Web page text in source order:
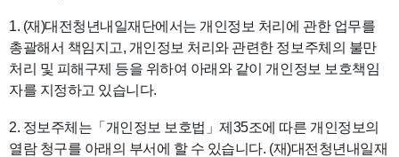
1. (재)대전청년내일재단에서는 개인정보 처리에 관한 업무를
총괄해서 책임지고, 개인정보 처리와 관련한 정보주체의 불만
처리 및 피해구제 등을 위하여 아래와 같이 개인정보 보호책임
자를 지정하고 있습니다.
2. 정보주체는「개인정보 보호법」제35조에 따른 개인정보의
열람 청구를 아래의 부서에 할 수 있습니다. (재)대전청년내일재